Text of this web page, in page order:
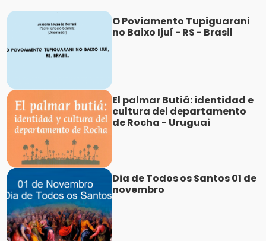
O Poviamento Tupiguarani
no Baixo Ijuí - RS - Brasil
El palmar Butiá: identidad e
cultura del departamento
de Rocha - Uruguai
Dia de Todos os Santos 01 de
novembro